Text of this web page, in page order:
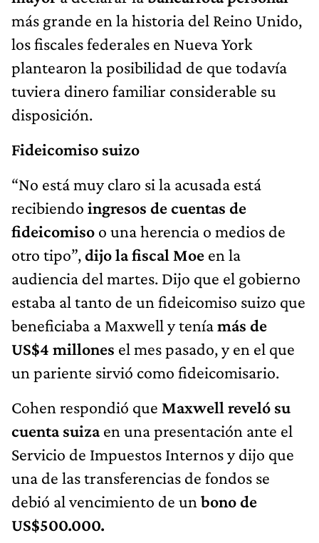
más grande en la historia del Reino Unido,
los fiscales federales en Nueva York
plantearon la posibilidad de que todavía
tuviera dinero familiar considerable su
disposición.
Fideicomiso suizo
“No está muy claro si la acusada está
recibiendo ingresos de cuentas de
fideicomiso o una herencia o medios de
otro tipo”,dijo la fiscal Moe en la
audiencia del martes. Dijo que el gobierno
estaba al tanto de un fideicomiso suizo que
beneficiaba a Maxwell y teníamás de
US$4 millones el mes pasado, y en el que
un pariente sirvió como fideicomisario.
Cohen respondió que Maxwell reveló su
cuenta suizaen una presentación ante el
Servicio de Impuestos Internos y dijo que
una de las transferencias de fondos se
debió al vencimiento de un bono de
US$500.000.